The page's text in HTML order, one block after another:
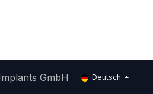
GmbH Deutsch